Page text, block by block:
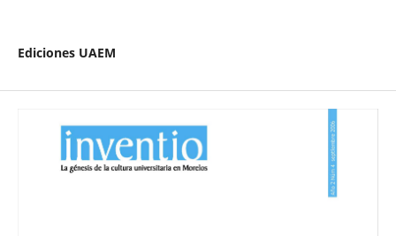
Ediciones UAEM